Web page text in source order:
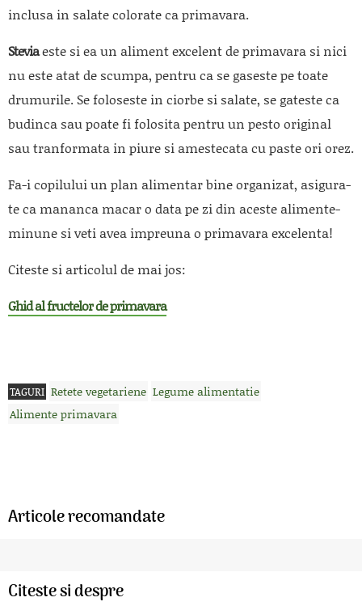
inclusa in salate colorate ca primavara.
Steviaeste si ea un aliment excelent de primavara si nici
nu este atat de scumpa, pentru ca se gaseste pe toate
drumurile. Se foloseste in ciorbe si salate, se gateste ca
budinca sau poate fi folosita pentru un pesto original
sau tranformata in piure si amestecata cu paste ori orez.
Fa-i copilului un plan alimentar bine organizat, asigura-
te ca mananca macar o data pe zi din aceste alimente-
minune si veti avea impreuna o primavara excelenta!
Citeste si articolul de mai jos:
Ghid al fructelor de primavara
TAGURI Retete vegetariene Legume alimentatie
Alimente primavara
Articole recomandate
Citeste si despre